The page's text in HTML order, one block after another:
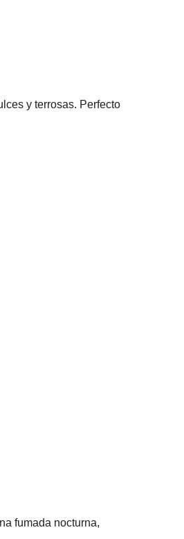
y terrosas. Perfecto
fumada nocturna,